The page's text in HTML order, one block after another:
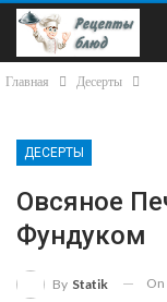
Главная Десерты
ДЕСЕРТЫ
Овсяное
Фундуком
By Statik On